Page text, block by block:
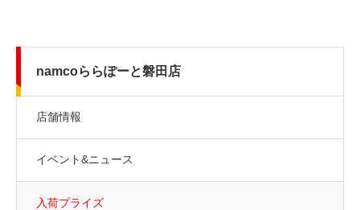
namcoららぽーと磐田店
店舗情報
イベント&ニュース
入荷プライズ